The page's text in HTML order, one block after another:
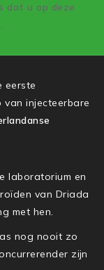
dat u op deze
eerste
injecteerbare
laboratorium en
van Driada
met hen.
nog nooit zo
zijn